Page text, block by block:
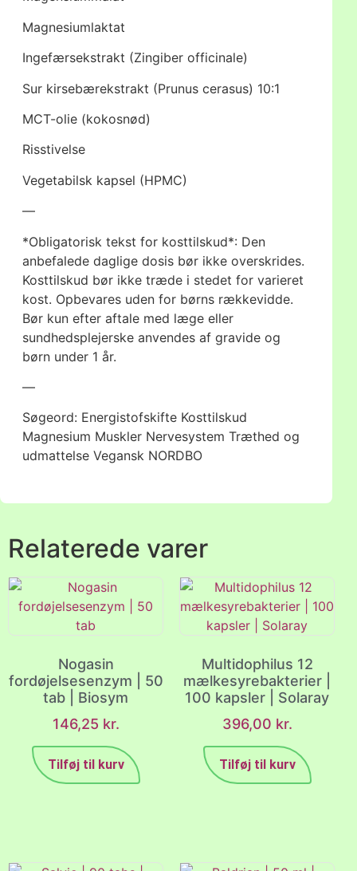
Magnesiumlaktat
Ingefærsekstrakt (Zingiber officinale)
Sur kirsebærekstrakt (Prunus cerasus) 10:1
MCT-olie (kokosnød)
Risstivelse
Vegetabilsk kapsel (HPMC)
—
*Obligatorisk tekst for kosttilskud*: Den
anbefalede daglige dosis bør ikke overskrides.
Kosttilskud bør ikke træde i stedet for varieret
kost. Opbevares uden for børns rækkevidde.
Bør kun efter aftale med læge eller
sundhedsplejerske anvendes af gravide og
børn under 1 år.
—
Søgeord: Energistofskifte Kosttilskud
Magnesium Muskler Nervesystem Træthed og
udmattelse Vegansk NORDBO
Relaterede varer
Nogasin
fordøjelsesenzym | 50
tab | Biosym
146,25 kr.
Tilføj til kurv
Multidophilus 12
mælkesyrebakterier |
100 kapsler | Solaray
396,00 kr.
Tilføj til kurv